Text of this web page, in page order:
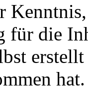
für die